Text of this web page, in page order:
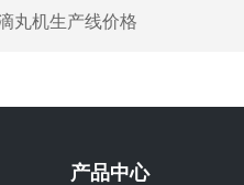
丸机生产线价格
产品中心